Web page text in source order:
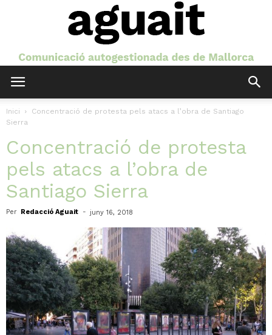
Inici
Concentració de protesta pels atacs a l’obra de Santiago
Sierra
Concentració de protesta
pels atacs a l’obra de
Santiago Sierra
Per Redacció Aguait - juny 16, 2018